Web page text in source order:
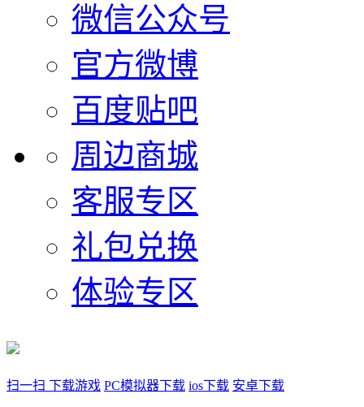
微信公众号
官方微博
百度贴吧
周边商城
客服专区
礼包兑换
体验专区
扫一扫 下载游戏 PC模拟器下载 ios下载 安卓下载